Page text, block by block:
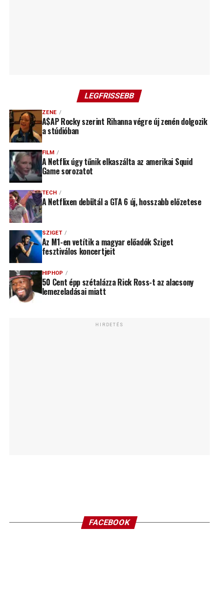
LEGFRISSEBB
ZENE
A$AP Rocky szerint Rihanna végre új zenén dolgozik
a stúdióban
FILM
A Netflix úgy tűnik elkaszálta az amerikai Squid
Game sorozatot
TECH
A Netflixen debütál a GTA 6 új, hosszabb előzetese
SZIGET
Az M1-en vetítik a magyar előadók Sziget
fesztiválos koncertjeit
HIPHOP
50 Cent épp szétalázza Rick Ross-t az alacsony
lemezeladásai miatt
HIRDETÉS
FACEBOOK